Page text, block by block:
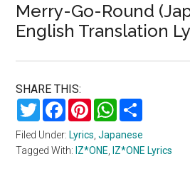
Merry-Go-Round
English Translation
SHARE THIS:
TwitterFacebookPinterestWhatsApp
Filed Under: Lyrics ,Japanese
Tagged With: IZ*ONE IZ*ONE Lyrics